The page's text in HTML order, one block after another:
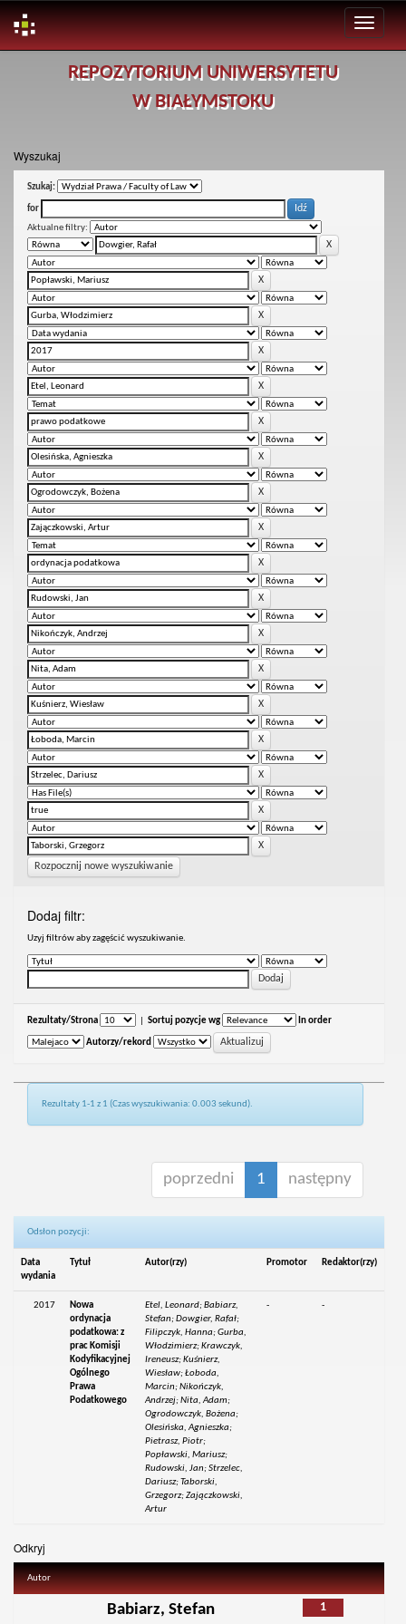
REPOZYTORIUM UNIWERSYTETU
W BIAŁYMSTOKU
Wyszukaj
Szukaj:
for
Aktualne filtry:
Rozpocznij nowe wyszukiwanie
Dodaj filtr:
Uzyj filtrów aby zagęścić wyszukiwanie.
Rezultaty/Strona Sortuj pozycje wg In order
Autorzy/rekord
Rezultaty 1-1 z 1 (Czas wyszukiwania: 0.003 sekund).
poprzedni 1 następny
Odsłon pozycji:
Data
wydania
Tytuł Autor(rzy) Promotor Redaktor(rzy)
2017
Nowa
ordynacja
podatkowa: z
prac Komisji
Kodyfikacyjnej
Ogólnego
Prawa
Podatkowego
Etel, Leonard; Babiarz,
Stefan; Dowgier, Rafał;
Filipczyk, Hanna; Gurba,
Włodzimierz; Krawczyk,
Ireneusz; Kuśnierz,
Wiesław; Łoboda,
Marcin; Nikończyk,
Andrzej; Nita, Adam;
Ogrodowczyk, Bożena;
Olesińska, Agnieszka;
Pietrasz, Piotr;
Popławski, Mariusz;
Rudowski, Jan; Strzelec,
Dariusz; Taborski,
Grzegorz; Zajączkowski,
Artur
- -
Odkryj
Autor
1
Babiarz, Stefan